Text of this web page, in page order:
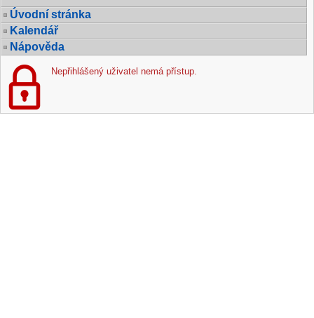
Úvodní stránka
Kalendář
Nápověda
Nepřihlášený uživatel nemá přístup.